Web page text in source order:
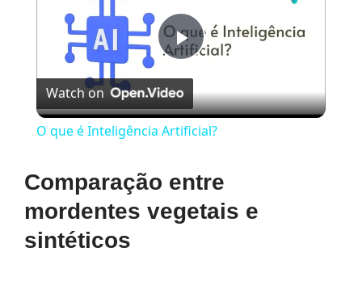
Play
Video
Watch on
O que é Inteligência Artificial?
Comparação entre
mordentes vegetais e
sintéticos